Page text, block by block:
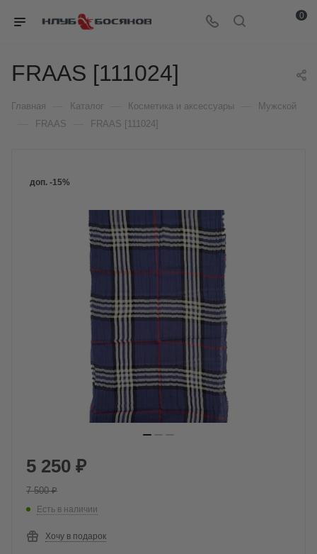
0
FRAAS [111024]
Главная Каталог Косметика и аксессуары Мужской
FRAAS FRAAS [111024]
доп. -15%
5 250 ₽
7 500₽
Есть в наличии
Хочу в подарок